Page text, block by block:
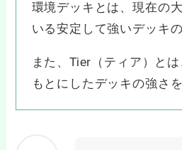
環境デッキとは、現在の
いる安定して強いデッキの
また、Tier（ティア）と
もとにしたデッキの強さ